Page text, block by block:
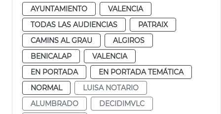
AYUNTAMIENTO
VALENCIA
TODAS LAS AUDIENCIAS
PATRAIX
CAMINS AL GRAU
ALGIROS
BENICALAP
VALENCIA
EN PORTADA
EN PORTADA TEMÁTICA
NORMAL
LUISA NOTARIO
ALUMBRADO
DECIDIMVLC